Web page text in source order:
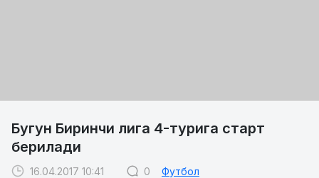
Бугун Биринчи лига 4-турига старт
берилади
16.04.2017 10:41 0 Футбол